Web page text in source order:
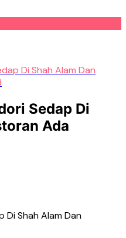
Di Shah Alam Dan
Sedap Di
Ada